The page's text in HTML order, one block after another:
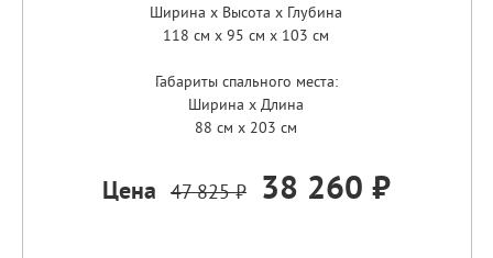
Ширина x Высота x Глубина
118 см x 95 см x 103 см
Габариты спального места:
Ширина x Длина
88 см x 203 см
Цена 47 825 ₽ 38 260 ₽